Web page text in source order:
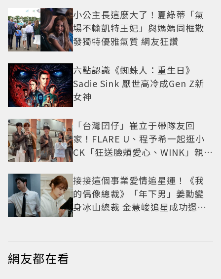
小公主長這麼大了！夏綠蒂「氣
場不輸凱特王妃」與媽媽同框散
發獨特優雅氣質 網友狂讚
六點認識《蜘蛛人：重生日》
Sadie Sink 厭世高冷成Gen Z新
女神
「台灣囝仔」崔立于帶隊友回
家！FLARE U、程予希一起逛小
CK「狂送臉頰愛心、WINK」親曝
接接這個事業愛情追星運！《我
的偶像總裁》「年下男」姜勳變
身冰山總裁 金慧峻追星成功還偶
網友都在看